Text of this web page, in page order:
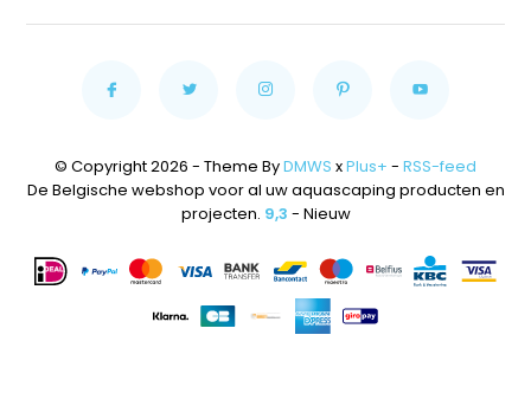
© Copyright 2026 - Theme ByDMWS xPlus+ - RSS-feed
De Belgische webshop voor al uw aquascaping producten en
projecten. 9,3 - Nieuw